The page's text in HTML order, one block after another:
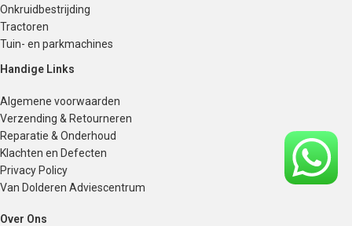
Onkruidbestrijding
Tractoren
Tuin- en parkmachines
Handige Links
Algemene voorwaarden
Verzending & Retourneren
Reparatie & Onderhoud
Klachten en Defecten
Privacy Policy
Van Dolderen Adviescentrum
Over Ons